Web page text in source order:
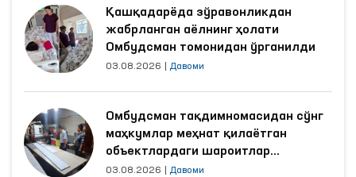
Қашқадарёда зўравонликдан
жабрланган аёлнинг ҳолати
Омбудсман томонидан ўрганилди
03.08.2026 Давоми
Омбудсман тақдимномасидан сўнг
маҳкумлар меҳнат қилаётган
объектлардаги шароитлар
яхшиланди
03.08.2026 Давоми